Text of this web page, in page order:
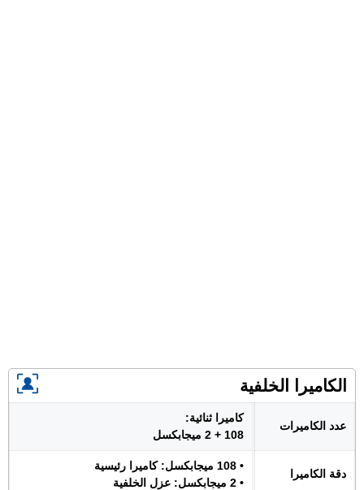
الكاميرا الخلفية
عدد الكاميرات
كاميرا ثنائية:
108 + 2 ميجابكسل
دقة الكاميرا
• 108 ميجابكسل: كاميرا رئيسية
• 2 ميجابكسل: عزل الخلفية